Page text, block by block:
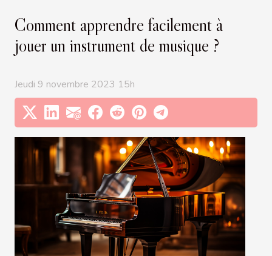
Comment apprendre facilement à
jouer un instrument de musique ?
Jeudi 9 novembre 2023 15h